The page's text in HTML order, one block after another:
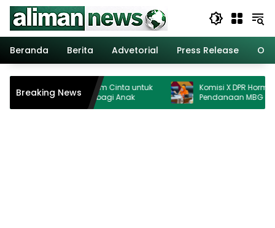
Langsung
konten
Beranda
Berita Advetorial Press Release
Breaking News
Perkuat Kurikulum Cinta untuk
Ruang Aman bagi Anak
Komisi X DPR Hormati
Pendanaan MBG
Ganggu Pendidikan